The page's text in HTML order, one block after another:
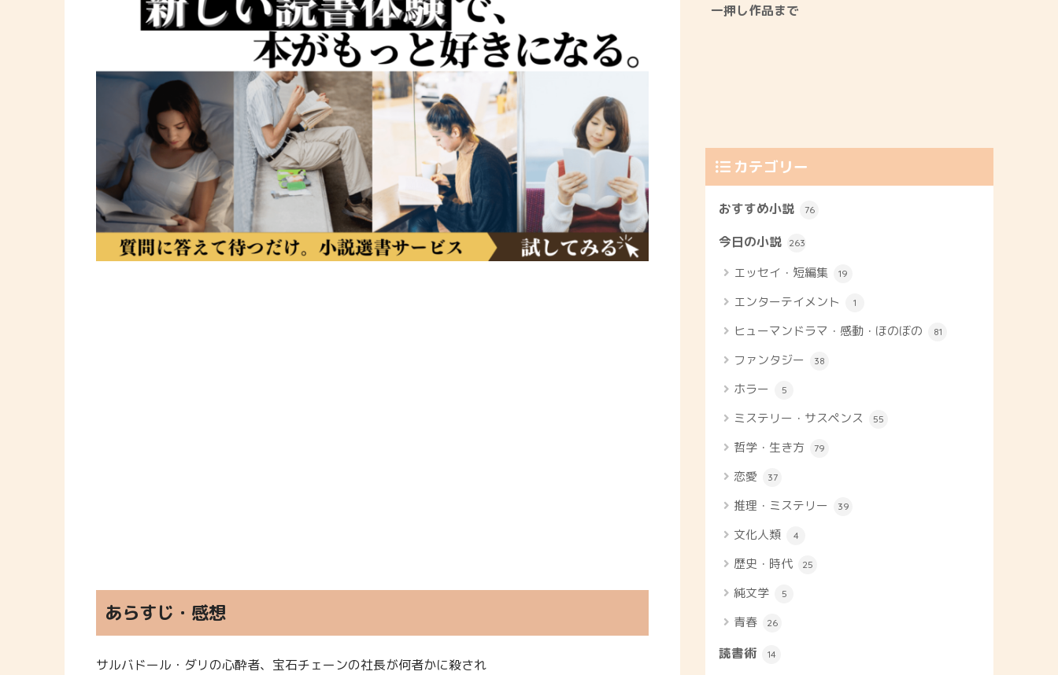
あらすじ・感想
サルバドール・ダリの心酔者、宝石チェーンの社長が何者かに殺され
一押し作品まで
カテゴリー
おすすめ小説 76
今日の小説 263
エッセイ・短編集 19
エンターテイメント 1
ヒューマンドラマ・感動・ほのぼの 81
ファンタジー 38
ホラー 5
ミステリー・サスペンス 55
哲学・生き方 79
恋愛 37
推理・ミステリー 39
文化人類 4
歴史・時代 25
純文学 5
青春 26
読書術 14